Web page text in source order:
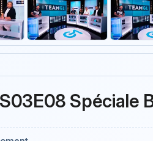
Spéciale